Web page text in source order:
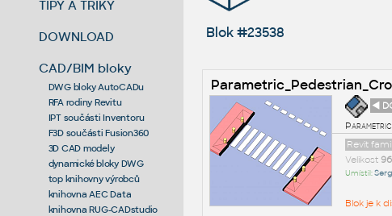
TIPY A TRIKY
DOWNLOAD
CAD/BIM bloky
DWG bloky AutoCADu
RFA rodiny Revitu
IPT součásti Inventoru
F3D součásti Fusion360
3D CAD modely
dynamické bloky DWG
top knihovny výrobců
knihovna AEC Data
knihovna RUG-CADstudio
Blok #23538
◄
Revit
Velikost
Umístil:
Blok je k